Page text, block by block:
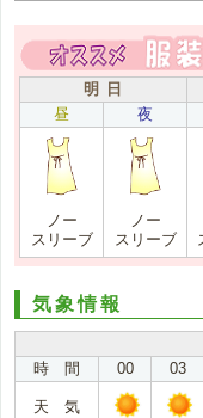
明 日
昼
夜
ノー
スリーブ
ノー
スリーブ
気象情報
時 間
00 03
天 気